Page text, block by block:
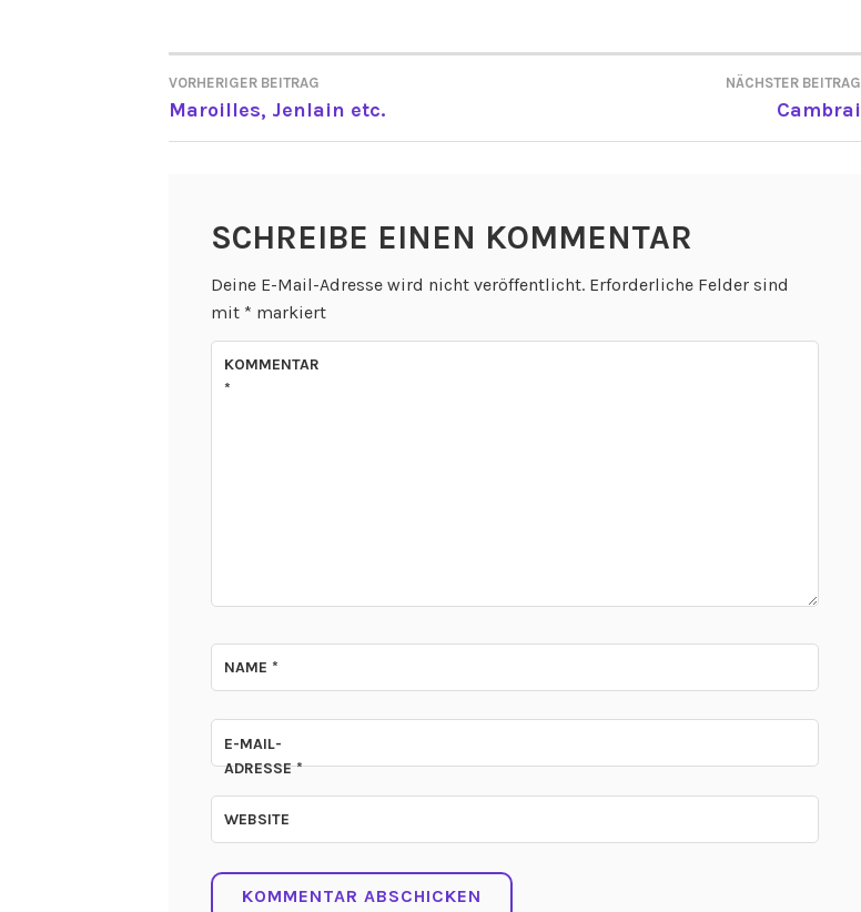
BEITRAGSNAVIGATION
VORHERIGER BEITRAG
Maroilles, Jenlain etc.
NÄCHSTER BEITRAG
Cambrai
SCHREIBE EINEN KOMMENTAR
Deine E-Mail-Adresse wird nicht veröffentlicht. Erforderliche Felder sind
mit * markiert
KOMMENTAR
*
NAME *
E-MAIL-
ADRESSE*
WEBSITE